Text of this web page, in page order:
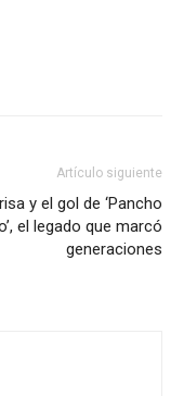
Artículo siguiente
y el gol de ‘Pancho
el legado que marcó
generaciones